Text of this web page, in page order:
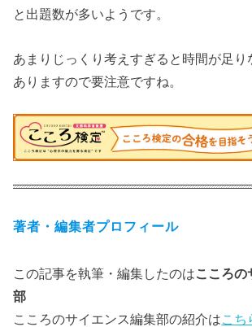
と出題数が多いようです。
あまりじっくり考えすぎると時間が足り
ありますので要注意ですね。
著者・編集者プロフィール
この記事を執筆・編集したのはこころの
部
こころのサイエンス編集部の紹介は こち